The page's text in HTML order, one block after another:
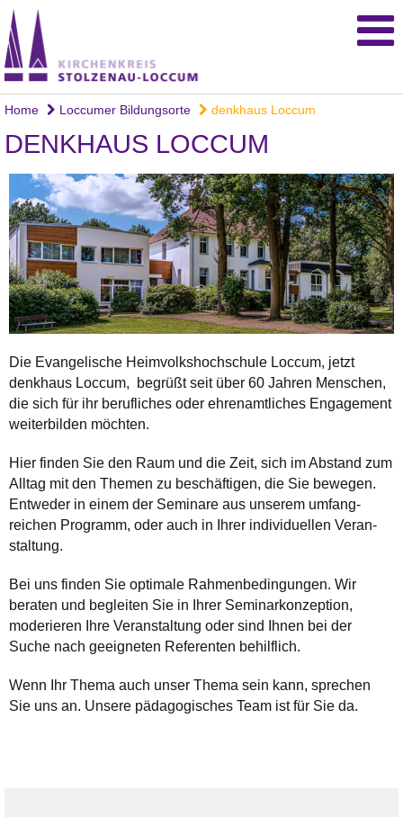
Home Loccumer Bildungsorte denkhaus Loccum
DENKHAUS LOCCUM
Die Evan­gelische Heimvolks­hochschule Loccum, jetzt
denkhaus Loccum, begrüßt seit über 60 Jahren Menschen,
die sich für ihr beruf­liches oder ehren­amtliches Engage­ment
weiter­bilden möchten.
Hier finden Sie den Raum und die Zeit, sich im Abstand zum
Alltag mit den Themen zu beschäf­tigen, die Sie bewegen.
Ent­weder in einem der Seminare aus unserem umfang­
reichen Pro­gramm, oder auch in Ihrer indivi­duellen Veran­
staltung.
Bei uns finden Sie optimale Rahmen­bedingungen. Wir
beraten und be­gleiten Sie in Ihrer Seminar­konzeption,
mode­rieren Ihre Veran­staltung oder sind Ihnen bei der
Suche nach geei­gneten Referen­ten behilflich.
Wenn Ihr Thema auch unser Thema sein kann, sprechen
Sie uns an. Unsere päda­gogisches Team ist für Sie da.